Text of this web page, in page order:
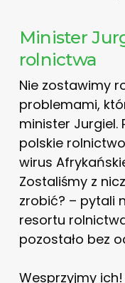
Minister
rolnictwa
Nie zostawimy
problemami,
minister Jurgiel.
polskie
wirus
Zostaliśmy z
zrobić? – pytali
resortu
pozostało bez
Wesprzyjmy